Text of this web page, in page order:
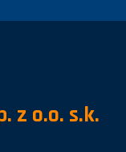
z o.o. s.k.